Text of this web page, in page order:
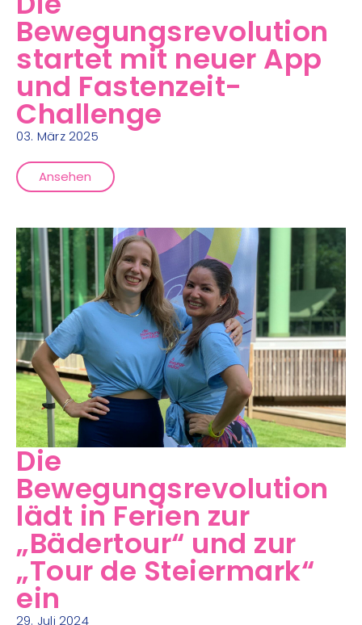
Bewegungsrevolution
startet mit neuer App
und Fastenzeit-
Challenge
03. März 2025
Ansehen
Die
Bewegungsrevolution
lädt in Ferien zur
„Bädertour“ und zur
„Tour de Steiermark“
ein
29. Juli 2024